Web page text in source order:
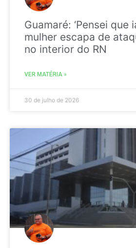
Guamaré: ‘Pensei que
mulher escapa de
no interior do RN
VER MATÉRIA »
30 de julho de 2026